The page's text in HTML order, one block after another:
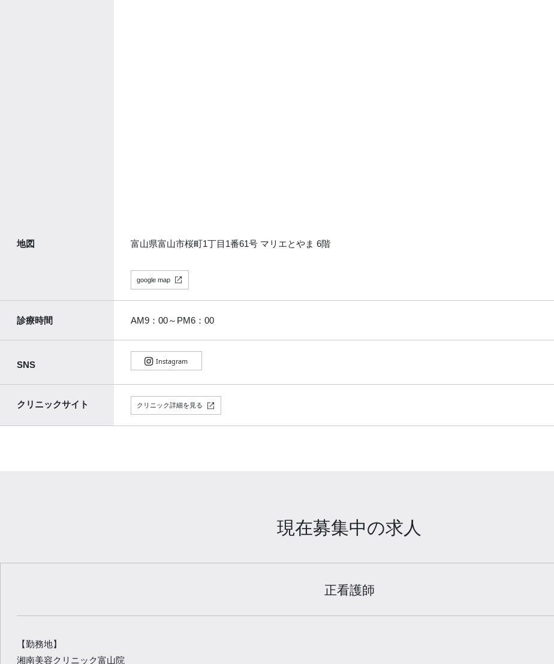
地図 富山県富山市桜町1丁目1番61号 マリエとやま 6階
google map
診療時間 AM9：00～PM6：00
SNS
クリニックサイト クリニック詳細を見る
現在募集中の求人
正看護師
【勤務地】
湘南美容クリニック富山院